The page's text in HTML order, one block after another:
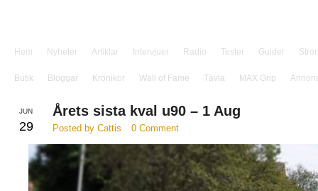
Hem Nyheter Artiklar Intervjuer Radio Tester Guider
Butik Bloggar Krönikor Wall of Fame Tävla MAX Grip
JUN
29
Årets sista kval u90 – 1 Aug
Posted by Cattis 0 Comment